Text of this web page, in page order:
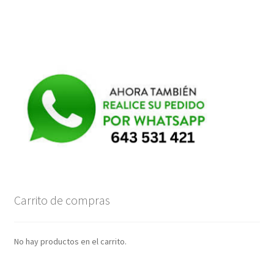
Carrito de compras
No hay productos en el carrito.